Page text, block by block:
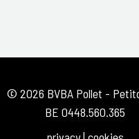
© 2026 BVBA Pollet -
BE 0448.560.365